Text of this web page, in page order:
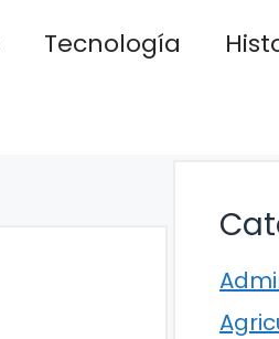
Tecnología